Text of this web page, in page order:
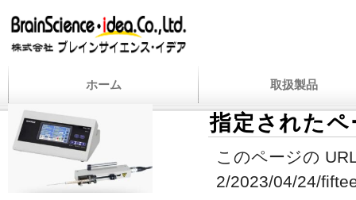
ホーム 取扱製品
指定された
このページの
2/2023/04/24/